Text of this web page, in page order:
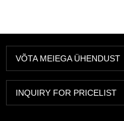
VÕTA MEIEGA ÜHENDUST
INQUIRY FOR PRICELIST